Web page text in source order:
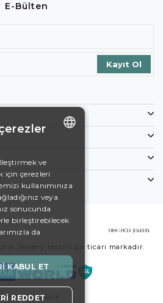
E-Bülten
Jewelry tescilli bir ticari markadır.
Gizlilik
DE
EN
SWEDISH
TURKISH
ve
çerezleri
kullanımınıza
veya
sonucunda
birleştirebilecek
da
KABUL ET
REDDET